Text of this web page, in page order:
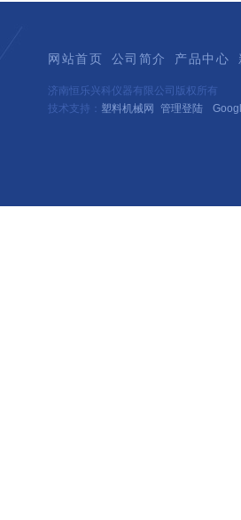
网站首页 公司简介 产品中心
济南恒乐兴科仪器有限公司版权所有
技术支持： 塑料机械网 管理登陆